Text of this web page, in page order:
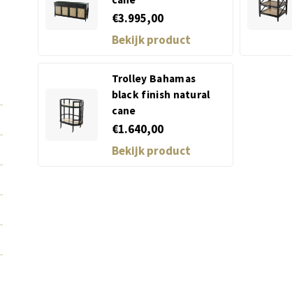
€3.995,00
Bekijk product
Trolley Bahamas
black finish natural
cane
€1.640,00
Bekijk product